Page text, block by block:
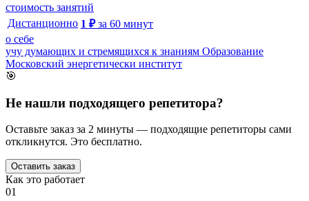
стоимость занятий
Дистанционно 1 ₽ за 60 минут
о себе
учу думающих и стремящихся к знаниям Образование
Московский энергетически институт
🎯
Не нашли подходящего репетитора?
Оставьте заказ за 2 минуты — подходящие репетиторы сами
откликнутся. Это бесплатно.
Оставить заказ
Как это работает
01